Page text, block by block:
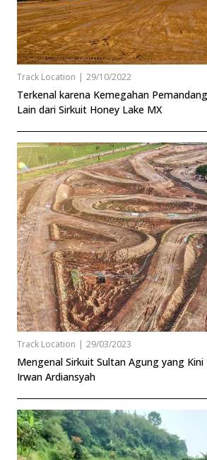
Track Location | 29/10/2022
Terkenal karena Kemegahan
Lain dari Sirkuit Honey Lake MX
Track Location | 29/03/2023
Mengenal Sirkuit Sultan Agung yang
Irwan Ardiansyah